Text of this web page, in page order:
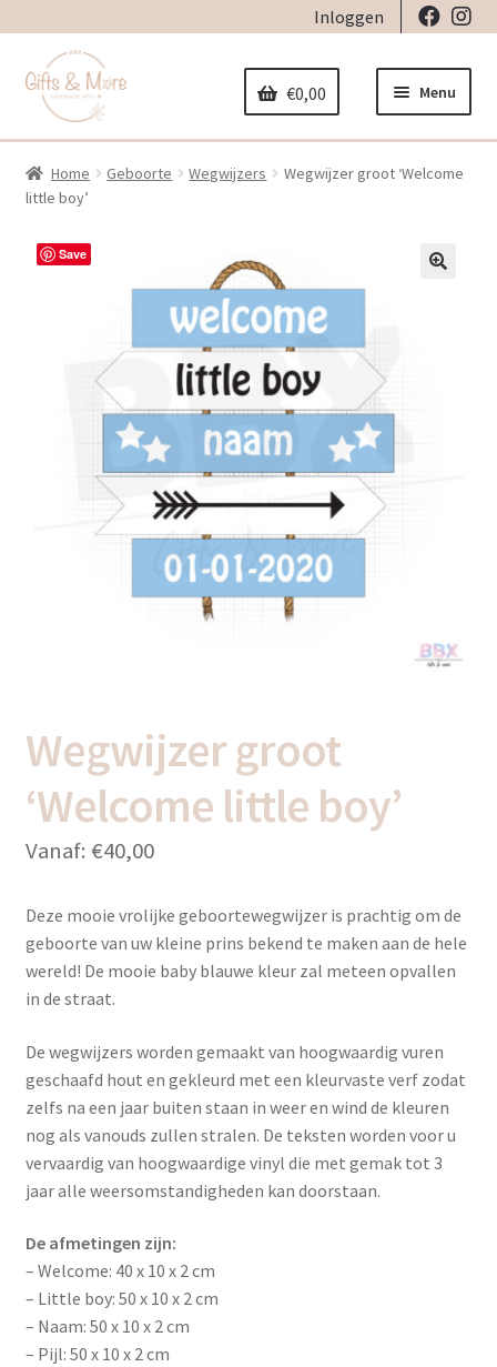
Inloggen
door
naar
navigatie
naar
inhoud
Menu
Home
Geboorte
Stickers
Strijkapplicaties
Tassen
Thema’s
€0,00
Home Geboorte Wegwijzers
Wegwijzer groot ‘Welcome
little boy’
Save
Wegwijzer groot
‘Welcome little boy’
Vanaf: €40,00
Deze mooie vrolijke geboortewegwijzer is prachtig om de
geboorte van uw kleine prins bekend te maken aan de hele
wereld! De mooie baby blauwe kleur zal meteen opvallen
in de straat.
De wegwijzers worden gemaakt van hoogwaardig vuren
geschaafd hout en gekleurd met een kleurvaste verf zodat
zelfs na een jaar buiten staan in weer en wind de kleuren
nog als vanouds zullen stralen. De teksten worden voor u
vervaardig van hoogwaardige vinyl die met gemak tot 3
jaar alle weersomstandigheden kan doorstaan.
De afmetingen zijn:
– Welcome: 40 x 10 x 2 cm
– Little boy: 50 x 10 x 2 cm
– Naam: 50 x 10 x 2 cm
– Pijl: 50 x 10 x 2 cm